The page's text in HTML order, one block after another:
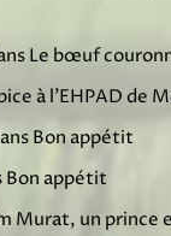
Le bœuf
à l’EHPAD de
Bon appétit
Bon appétit
Murat, un prince